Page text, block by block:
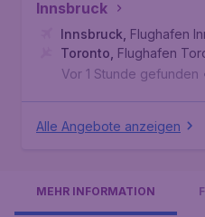
Innsbruck
Innsbruck Flughafen
Toronto Flughafen
Vor 1 Stunde gefunden
Alle Angebote anzeigen
MEHR INFORMATION